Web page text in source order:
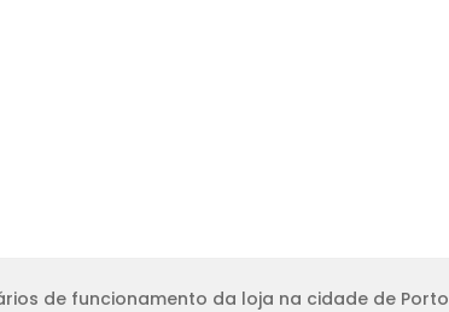
de funcionamento da loja na cidade de Porto